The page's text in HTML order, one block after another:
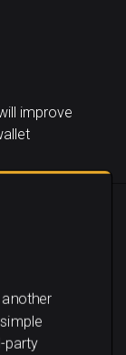
improve
party